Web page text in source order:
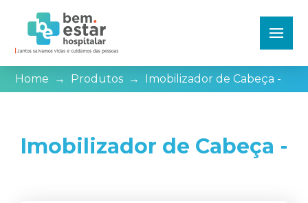
Home → Produtos → Imobilizador de Cabeça -
Imobilizador de Cabeça -